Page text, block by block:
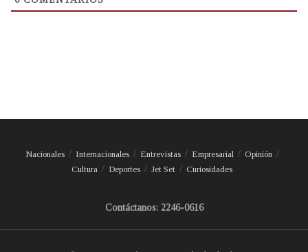
Nacionales Internacionales Entrevistas Empresarial
Opinión
Cultura
Deportes Jet Set Curiosidades
Contáctanos: 2246-0616